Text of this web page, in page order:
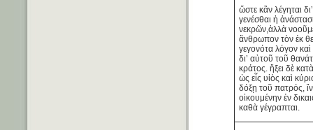
ὥστε κἂν λέγηται
γενέσθαι ἡ
νεκρῶν,ἀλλὰ
ἄνθρωπον τὸν ἐκ
γεγονότα λόγον καὶ
δι’ αὐτοῦ τοῦ
κράτος. ἥξει δὲ
ὡς εἷς υἱὸς καὶ
δόξῃ τοῦ πατρός,
οἰκουμένην ἐν
καθὰ γέγραπται.